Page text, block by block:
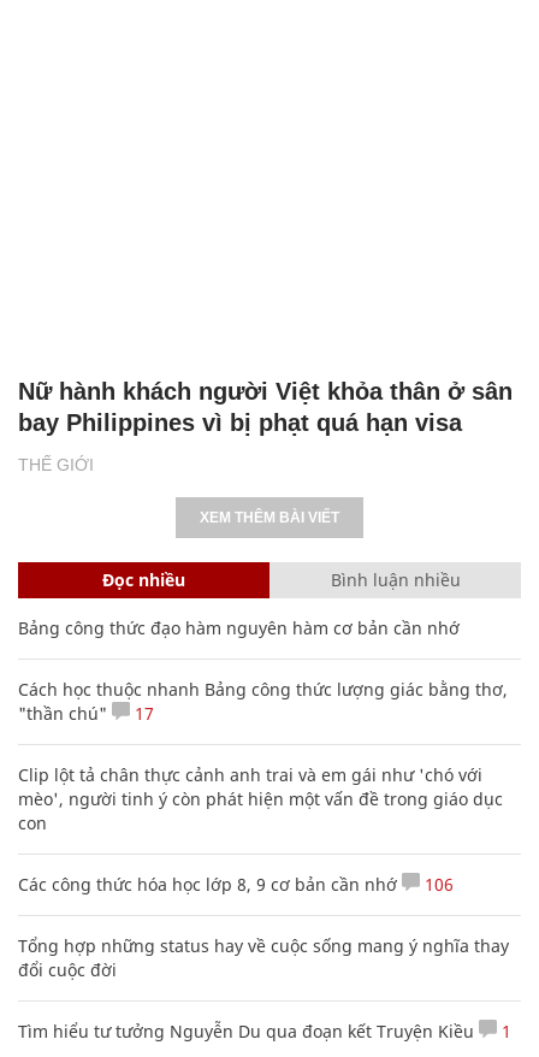
THẾ GIỚI
Nữ hành khách người Việt khỏa thân ở sân
bay Philippines vì bị phạt quá hạn visa
XEM THÊM BÀI VIẾT
Đọc nhiều Bình luận nhiều
Bảng công thức đạo hàm nguyên hàm cơ bản cần nhớ
Cách học thuộc nhanh Bảng công thức lượng giác bằng thơ,
"thần chú"
17
Clip lột tả chân thực cảnh anh trai và em gái như 'chó với
mèo', người tinh ý còn phát hiện một vấn đề trong giáo dục
con
Các công thức hóa học lớp 8, 9 cơ bản cần nhớ 106
Tổng hợp những status hay về cuộc sống mang ý nghĩa thay
đổi cuộc đời
Tìm hiểu tư tưởng Nguyễn Du qua đoạn kết Truyện Kiều 1